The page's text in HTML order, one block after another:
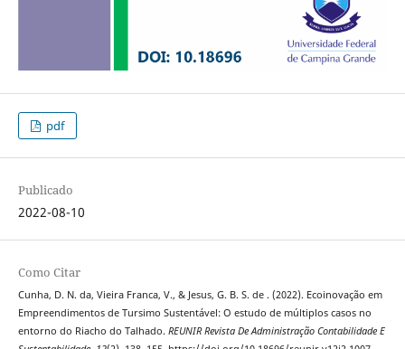
pdf
Publicado
2022-08-10
Como Citar
Cunha, D. N. da, Vieira Franca, V., & Jesus, G. B. S. de . (2022). Ecoinovação em
Empreendimentos de Tursimo Sustentável: O estudo de múltiplos casos no
entorno do Riacho do Talhado. REUNIR Revista De Administração Contabilidade E